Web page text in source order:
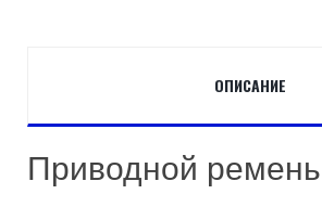
ОПИСАНИЕ
Приводной